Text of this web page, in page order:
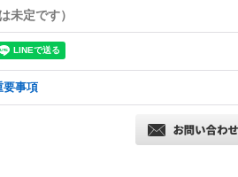
未定です）
要事項